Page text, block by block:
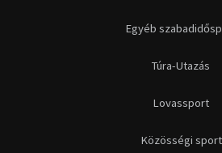
Egyéb
Túra-Utazás
Lovassport
Közösségi sport